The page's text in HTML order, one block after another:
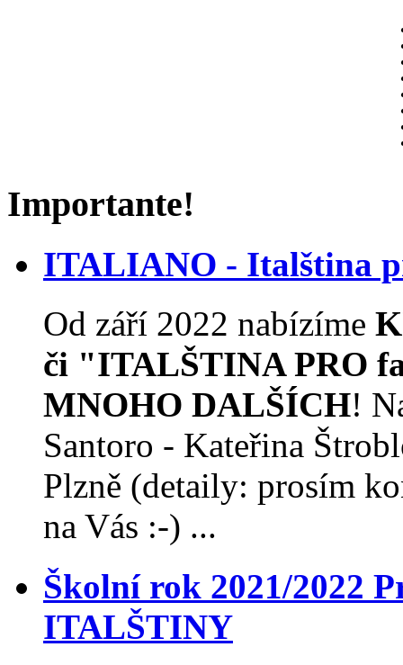
Importante!
ITALIANO - Italština
Od září 2022 nabízíme
či "ITALŠTINA PRO
MNOHO DALŠÍCH!
Santoro - Kateřina
Plzně (detaily: prosím
na Vás :-) ...
Školní rok 2021/2022
ITALŠTINY